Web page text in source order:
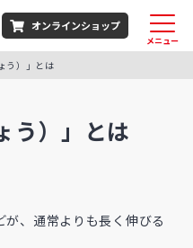
オンラインショップ
メニュー
う）」とは
う）」とは
、通常よりも長く伸びる